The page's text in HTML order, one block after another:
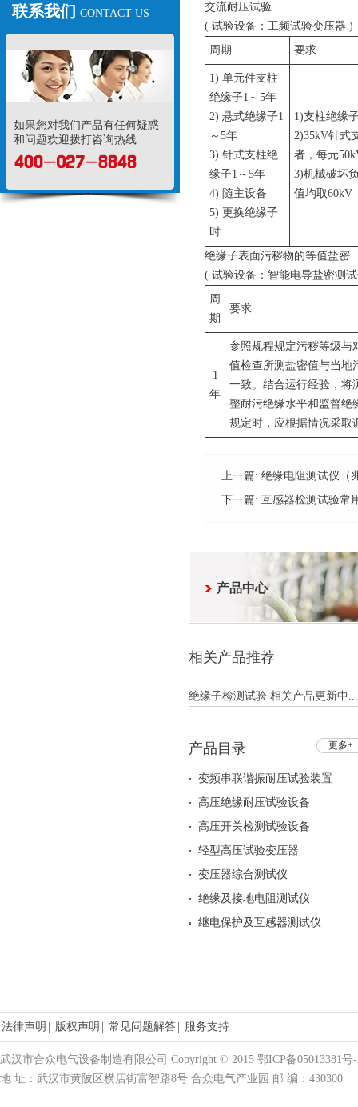
联系我们 CONTACT US
如果您对我们产品有任何疑惑
和问题欢迎拨打咨询热线
交流耐压试验
( 试验设备：工频试验变压器 )
周期
要求
1) 单元件支柱
绝缘子1～5年
2) 悬式绝缘子1
～5年
3) 针式支柱绝
缘子1～5年
4) 随主设备
5) 更换绝缘子
时
1)支柱绝缘
2)35kV针式
者，每元
3)机械破坏
值均取60kV
绝缘子表面污秽物的等值盐密
( 试验设备：智能电导盐密测
周
期
要求
1
年
参照规程规定污秽等级与
值检查所测盐密值与当地
一致。结合运行经验，将
整耐污绝缘水平和监督绝
规定时，应根据情况采取
上一篇: 绝缘电阻测试仪（
下一篇: 互感器检测试验常
产品中心
相关产品推荐
绝缘子检测试验 相关产品更新中...
更多+
产品目录
变频串联谐振耐压试验装置
高压绝缘耐压试验设备
高压开关检测试验设备
轻型高压试验变压器
变压器综合测试仪
绝缘及接地电阻测试仪
继电保护及互感器测试仪
法律声明 版权声明 常见问题解答 服务支持
武汉市合众电气设备制造有限公司 Copyright © 2015 鄂ICP备05013381号
地 址：武汉市黄陂区横店街富智路8号 合众电气产业园 邮 编：430300